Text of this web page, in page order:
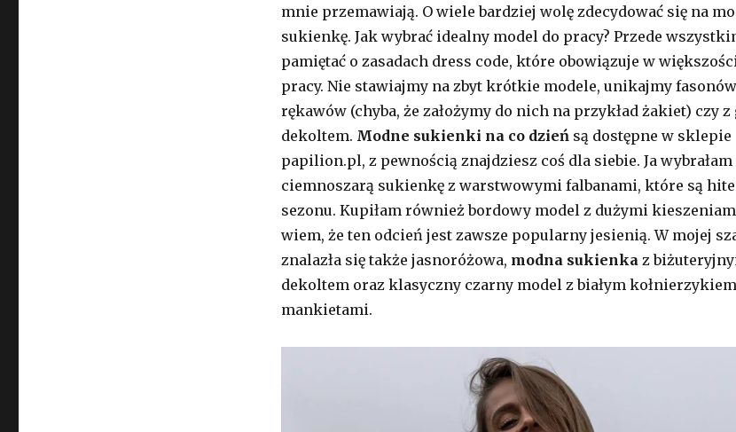
mnie przemawiają. O wiele bardziej wolę zdecydować się na
sukienkę. Jak wybrać idealny model do pracy? Przede
pamiętać o zasadach dress code, które obowiązuje w
pracy. Nie stawiajmy na zbyt krótkie modele, unikajmy
rękawów (chyba, że założymy do nich na przykład żakiet) czy z
dekoltem. Modne sukienki na co dzień są dostępne w sklepie
papilion.pl, z pewnością znajdziesz coś dla siebie. Ja wybrałam
ciemnoszarą sukienkę z warstwowymi falbanami, które są
sezonu. Kupiłam również bordowy model z dużymi
wiem, że ten odcień jest zawsze popularny jesienią. W mojej
znalazła się także jasnoróżowa, modna sukienka z
dekoltem oraz klasyczny czarny model z białym
mankietami.